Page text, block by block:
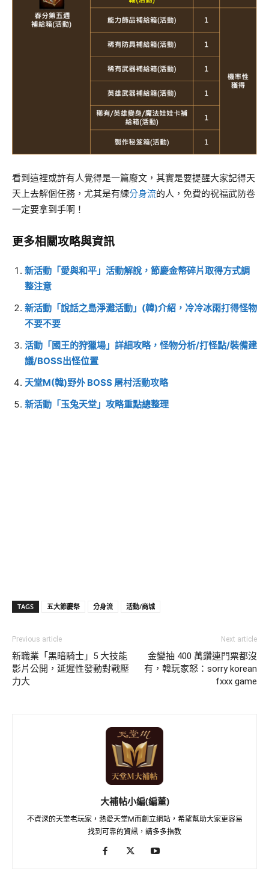
看到這裡或許有人覺得是一篇廢文，其實是要提醒大家記得天
天上去解個任務，尤其是有練分身流的人，免費的祝福武防卷
一定要拿到手啊！
更多相關攻略與資訊
新活動「愛與和平」活動解說，節慶金幣碎片取得方式調
整注意
新活動「說話之島淨灘活動」(韓)介紹，冷冷冰雨打得怪物
不要不要
活動「國王的狩獵場」詳細攻略，怪物分析/打怪點/裝備建
議/BOSS出怪位置
天堂M(韓)野外 BOSS 屠村活動攻略
新活動「玉兔天堂」攻略重點總整理
TAGS 五大節慶祭 分身流 活動/商城
Previous article
新職業「黑暗騎士」5 大技能
影片公開，延遲性發動對戰壓
力大
Next article
金變抽 400 萬鑽連門票都沒
有，韓玩家怒：sorry korean
fxxx game
大補帖小編(編董)
不資深的天堂老玩家，熱愛天堂M而創立網站，希望幫助大家更容易
找到可靠的資訊，請多多指教